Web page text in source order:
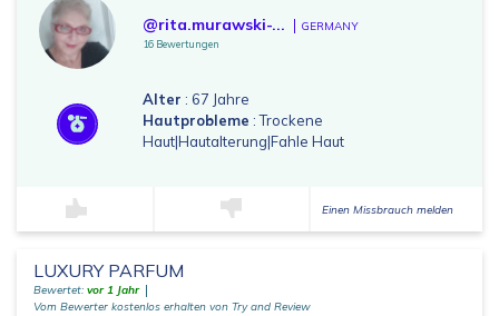
@rita.murawski-... GERMANY
16 Bewertungen
Alter : 67 Jahre
Hautprobleme : Trockene
Haut|Hautalterung|Fahle Haut
Einen Missbrauch melden
LUXURY PARFUM
Bewertet: vor 1 Jahr
Vom Bewerter kostenlos erhalten von Try and Review